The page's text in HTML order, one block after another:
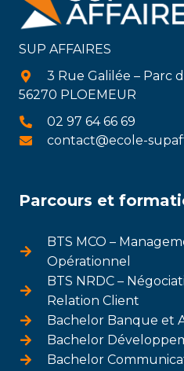
SUP AFFAIRES
3 Rue Galilée – Parc
56270 PLOEMEUR
02 97 64 66 69
contact@ecole-
Parcours et
BTS MCO –
Opérationnel
BTS NRDC –
Relation Client
Bachelor Banque et
Bachelor
Bachelor